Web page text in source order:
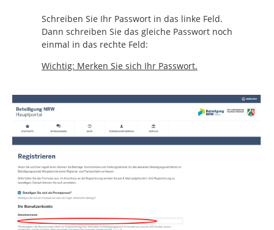
Schreiben Sie Ihr Passwort in das linke Feld.
Dann schreiben Sie das gleiche Passwort noch
einmal in das rechte Feld:
Wichtig: Merken Sie sich Ihr Passwort.